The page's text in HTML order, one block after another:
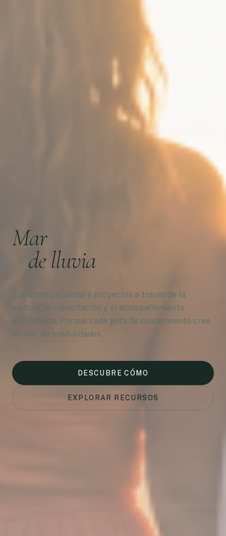
Mar
de lluvia
Elevamos personas y proyectos a través de la
lectura, la capacitación y el acompañamiento
estratégico. Porque cada gota de conocimiento crea
un mar de posibilidades.
DESCUBRE CÓMO
EXPLORAR RECURSOS